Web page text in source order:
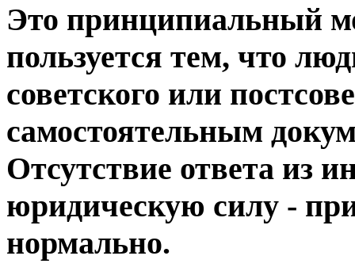
Это принципиальный
пользуется тем, что
советского или
самостоятельным
Отсутствие ответа из
юридическую силу -
нормально.